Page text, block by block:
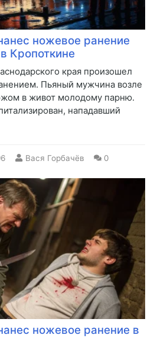
ножевое ранение
Кропоткине
края произошел
Пьяный мужчина возле
в живот молодому парню.
нападавший
Вася Горбачёв 0
ножевое ранение в